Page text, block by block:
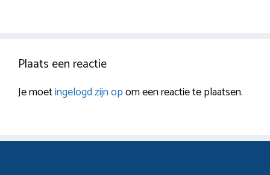
Plaats een reactie
Je moetingelogd zijn opom een reactie te plaatsen.